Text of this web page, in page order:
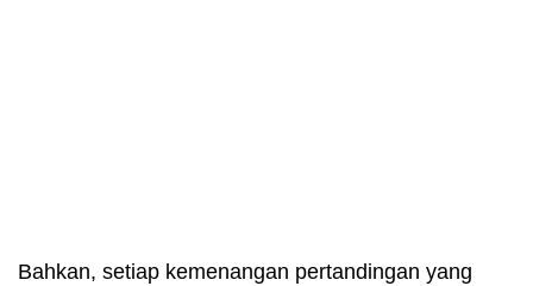
Bahkan, setiap kemenangan pertandingan yang